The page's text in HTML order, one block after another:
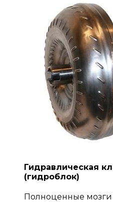
Гидравлическая
(гидроблок)
Полноценные мозги